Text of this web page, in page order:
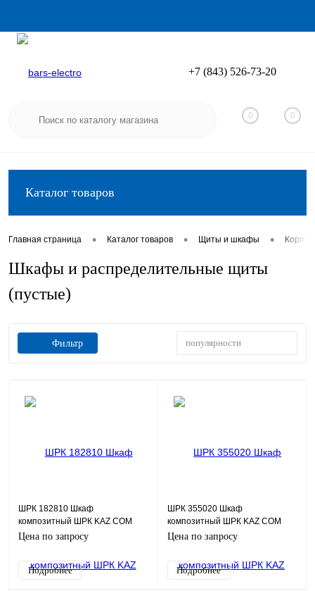
Вход
+7 (843) 526-73-20
0 0
Каталог товаров
Главная страница • Каталог товаров • Щиты и шкафы •
Шкафы и распределительные щиты
(пустые)
Фильтр популярности
ШРК 182810 Шкаф
композитный ШРК KAZ COM
(пластик), IP65, 180х280х100
Цена по запросу
Подробнее
ШРК 355020 Шкаф
композитный ШРК KAZ COM
(пластик), IP65, 350х500х200
Цена по запросу
Подробнее